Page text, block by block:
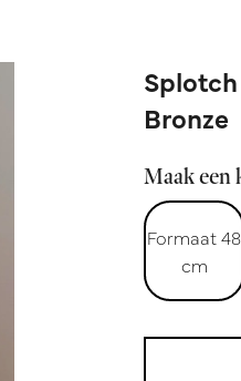
Bronze
Maak een
Formaat 48
cm